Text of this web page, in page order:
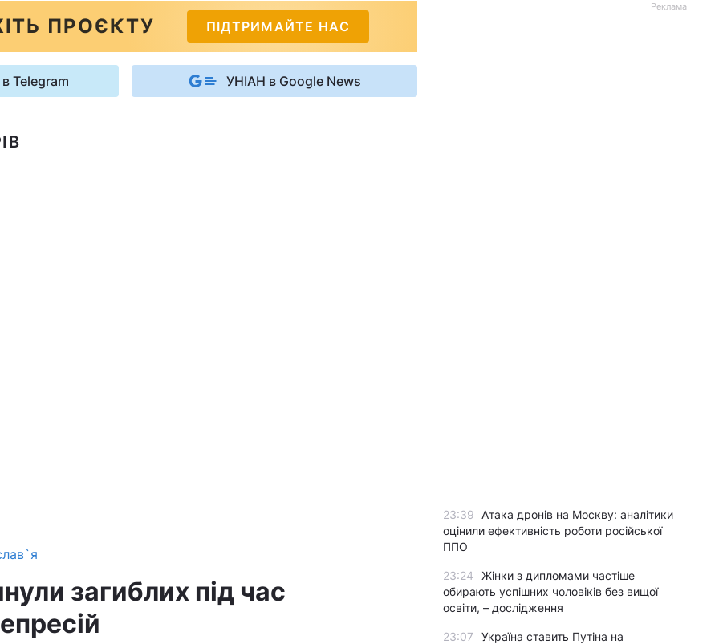
ПРОЄКТУ ПІДТРИМАЙТЕ НАС
Telegram УНІАН в Google News
загиблих під час
Реклама
23:39
Атака дронів на Москву: аналітики
оцінили ефективність роботи російської
ППО
23:24
Жінки з дипломами частіше
обирають успішних чоловіків без вищої
освіти, – дослідження
23:07
Україна ставить Путіна на